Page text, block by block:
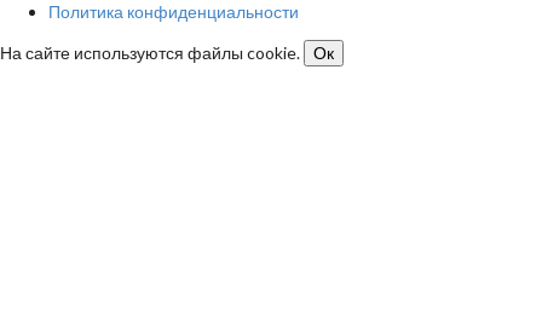
Политика конфиденциальности
На сайте используются файлы cookie.
Ок